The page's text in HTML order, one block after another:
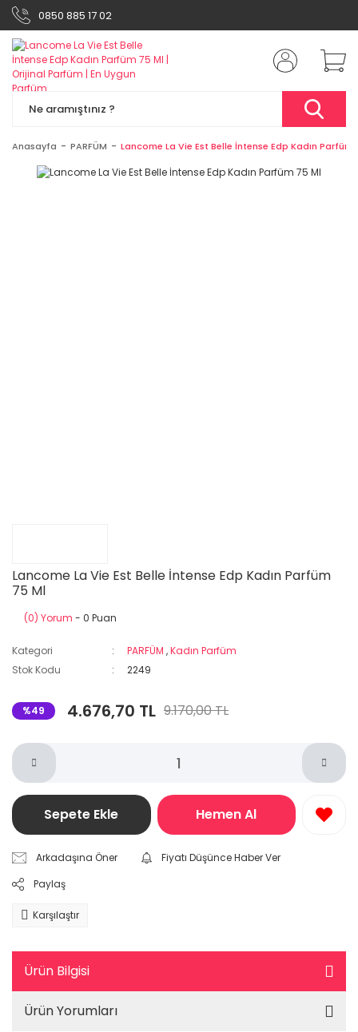
0850 885 17 02
Anasayfa PARFÜM Lancome La Vie Est Belle İntense Edp Kadın Parfüm
Lancome La Vie Est Belle İntense Edp Kadın Parfüm
75 Ml
(0) Yorum - 0 Puan
Kategori PARFÜM ,Kadın Parfüm
Stok Kodu
2249
%49 4.676,70 TL 9.170,00 TL
Sepete Ekle Hemen Al
Arkadaşına Öner
Fiyatı Düşünce Haber Ver
Paylaş
Karşılaştır
Ürün Bilgisi
Ürün Yorumları